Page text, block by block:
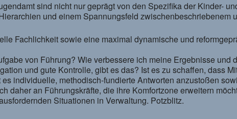
sind nicht nur geprägt von den Spezifika der Kinder-
und einem Spannungsfeld zwischenbeschriebenem
Fachlichkeit sowie eine maximal dynamische und
von Führung? Wie verbessere ich meine Ergebnisse und
und gute Kontrolle, gibt es das? Ist es zu schaffen, dass
individuelle, methodisch-fundierte Antworten anzustoßen
daher an Führungskräfte, die ihre Komfortzone erweitern
Situationen in Verwaltung. Potzblitz.